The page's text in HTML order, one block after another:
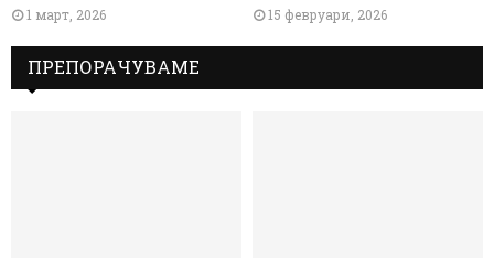
1 март, 2026 15 февруари, 2026
ПРЕПОРАЧУВАМЕ